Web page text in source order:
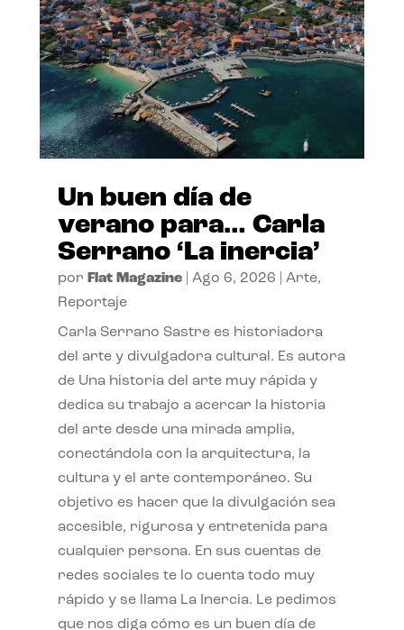
Un buen día de
verano para… Carla
Serrano ‘La inercia’
por Flat Magazine| Ago 6, 2026 Arte,
Reportaje
Carla Serrano Sastre es historiadora
del arte y divulgadora cultural. Es autora
de Una historia del arte muy rápida y
dedica su trabajo a acercar la historia
del arte desde una mirada amplia,
conectándola con la arquitectura, la
cultura y el arte contemporáneo. Su
objetivo es hacer que la divulgación sea
accesible, rigurosa y entretenida para
cualquier persona. En sus cuentas de
redes sociales te lo cuenta todo muy
rápido y se llama La Inercia. Le pedimos
que nos diga cómo es un buen día de